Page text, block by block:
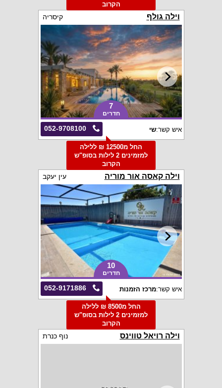
הקרוב
וילה גולף קיסריה
7
חדרים
052-9708100 איש קשר:שי
החל מ12500 ₪ ללילה
למזמינים 2 לילות בסופ"ש
הקרוב
וילה קאסה אור מוריה עין יעקב
10
חדרים
052-9171886 איש קשר:מרכז הזמנות
החל מ8500 ₪ ללילה
למזמינים 2 לילות בסופ"ש
הקרוב
וילה רויאל טווינס נוף כנרת